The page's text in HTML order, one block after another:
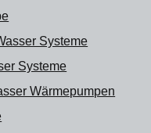
Systeme
Systeme
Wärmepumpen